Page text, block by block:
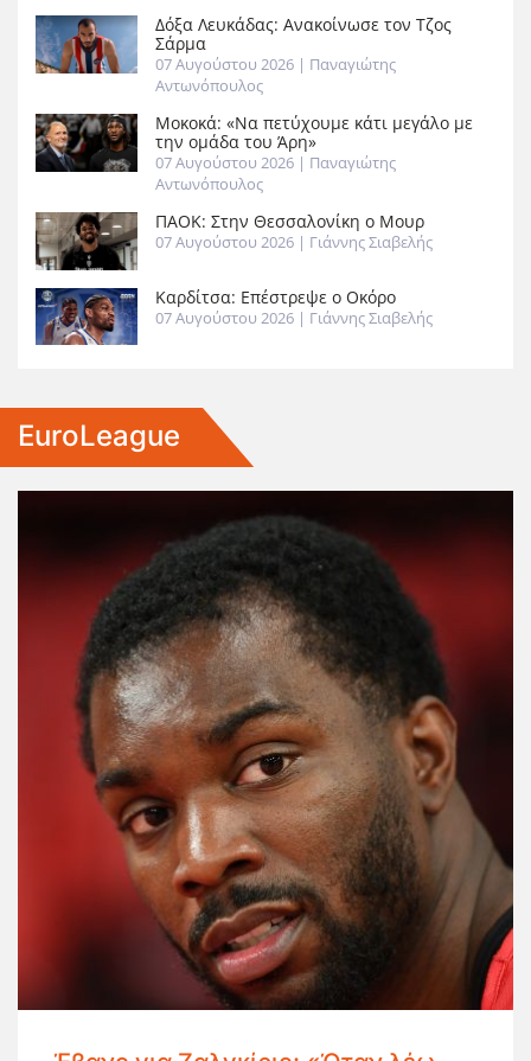
Δόξα Λευκάδας: Ανακοίνωσε τον Τζος
Σάρμα
07 Αυγούστου 2026| Παναγιώτης
Αντωνόπουλος
Μοκοκά: «Να πετύχουμε κάτι μεγάλο με
την ομάδα του Άρη»
07 Αυγούστου 2026| Παναγιώτης
Αντωνόπουλος
ΠΑΟΚ: Στην Θεσσαλονίκη ο Μουρ
07 Αυγούστου 2026| Γιάννης Σιαβελής
Καρδίτσα: Επέστρεψε ο Οκόρο
07 Αυγούστου 2026| Γιάννης Σιαβελής
EuroLeague